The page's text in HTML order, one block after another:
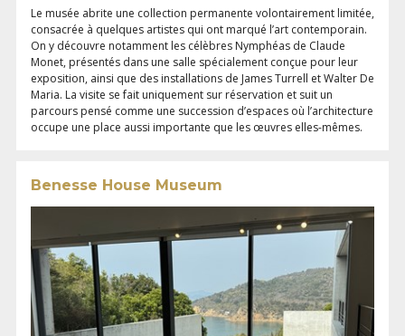
Le musée abrite une collection permanente volontairement limitée,
consacrée à quelques artistes qui ont marqué l’art contemporain.
On y découvre notamment les célèbres Nymphéas de Claude
Monet, présentés dans une salle spécialement conçue pour leur
exposition, ainsi que des installations de James Turrell et Walter De
Maria. La visite se fait uniquement sur réservation et suit un
parcours pensé comme une succession d’espaces où l’architecture
occupe une place aussi importante que les œuvres elles-mêmes.
Benesse House Museum